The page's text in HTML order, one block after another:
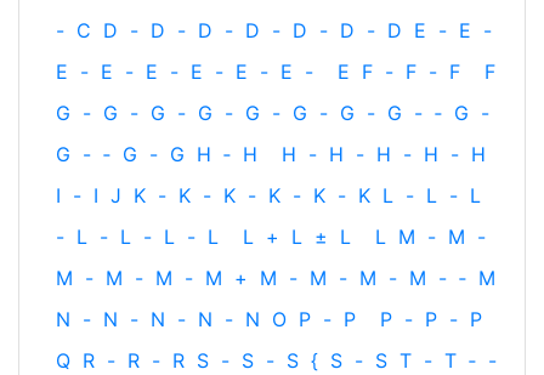
- C D - D - D - D - D - D - D E - E -
E - E - E - E - E - E - E F - F - F
F
G - G - G - G - G - G - G - G - ‐ G -
G - ‐ G - G H ‐ H H - H - H - H - H
I - I J K - K - K - K - K - K L - L - L
- L - L - L - L L + L ± L L M - M -
M - M - M - M + M - M - M - M - ‐ M
N - N - N - N - N O P - P P - P - P
Q R - R - R S - S - S { S - S T - T ‐ -